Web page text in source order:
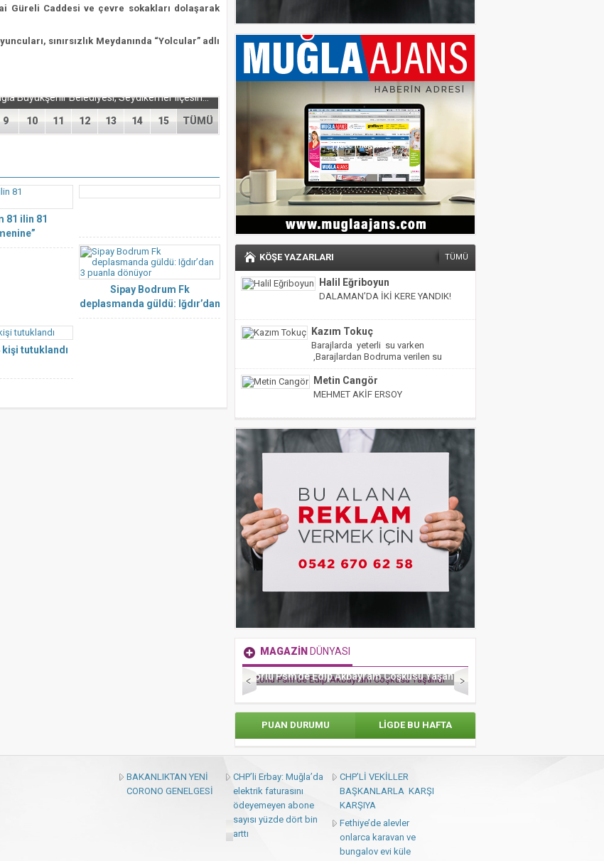
Güreli Caddesi ve çevre sokakları dolaşarak
sınırsızlık Meydanında “Yolcular” adlı
Muğla Büyükşehir Tüm Birimleriyle Sahada .Muğla Büyükşehir Belediyesi, Seydikemer ilçesinde meydana gelen orman yangınının ardından tüm ilgili birimleriyle sahaya inerek...
9 10 11 12 13 14 15 TÜMÜ
81 ilin 81
Sipay Bodrum Fk
deplasmanda güldü: Iğdır’dan
3 puanla dönüyor
tutuklandı
KÖŞE YAZARLARI TÜMÜ
Halil Eğriboyun
DALAMAN’DA İKİ KERE YANDIK!
Kazım Tokuç
Barajlarda yeterli su varken
,Barajlardan Bodruma verilen su
miktarı yarıya indirilmiş!
Metin Cangör
MEHMET AKİF ERSOY
MAGAZİN DÜNYASI
Zorlu Psm’de Edip Akbayram Coşkusu Yaşandı
Mor Ve Ötesinden Zorlu Psm’de Muhteşem
Konser
PUAN DURUMU LİGDE BU HAFTA
BAKANLIKTAN YENİ
CORONO GENELGESİ
CHP’li Erbay: Muğla’da
elektrik faturasını
ödeyemeyen abone
sayısı yüzde dört bin
arttı
CHP’Lİ VEKİLLER
BAŞKANLARLA KARŞI
KARŞIYA
Fethiye’de alevler
onlarca karavan ve
bungalov evi küle